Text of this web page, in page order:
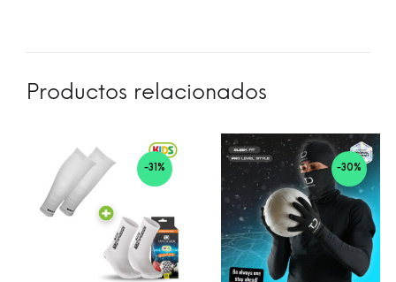
Productos relacionados
-31% -30%